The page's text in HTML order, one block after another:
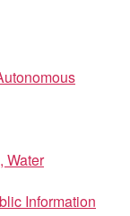
Water
Information